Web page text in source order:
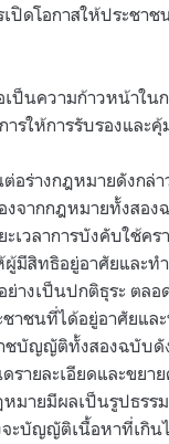
ปิดโอกาสให้ประชา
เป็นความก้าวหน้าใ
ารให้การรับรองแล
อร่างกฎหมายดังก
งจากกฎหมายทั้งสอ
เวลาการบังคับใช้ค
มีสิทธิอยู่อาศัยและท
างเป็นปกติธุระ ตล
าชนที่ได้อยู่อาศัยแล
ชบัญญัติทั้งสองฉบับ
รายละเอียดและขย
ายมีผลเป็นรูปธรร
ะบัญญัติเนื้อหาที่เกิ